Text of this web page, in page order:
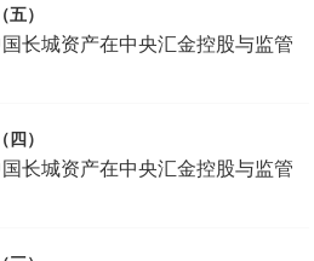
）
长城资产在中央汇金控股与监管
）
长城资产在中央汇金控股与监管